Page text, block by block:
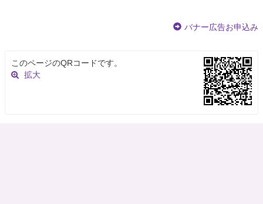
バナー広告お申込み
このページのQRコードです。
拡大